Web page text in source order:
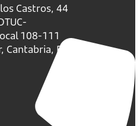
Castros, 44
108-111
España.